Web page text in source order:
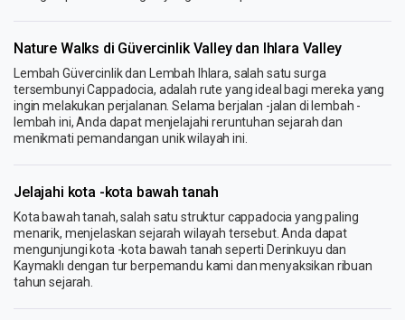
Nature Walks di Güvercinlik Valley dan Ihlara Valley
Lembah Güvercinlik dan Lembah Ihlara, salah satu surga
tersembunyi Cappadocia, adalah rute yang ideal bagi mereka yang
ingin melakukan perjalanan. Selama berjalan -jalan di lembah -
lembah ini, Anda dapat menjelajahi reruntuhan sejarah dan
menikmati pemandangan unik wilayah ini.
Jelajahi kota -kota bawah tanah
Kota bawah tanah, salah satu struktur cappadocia yang paling
menarik, menjelaskan sejarah wilayah tersebut. Anda dapat
mengunjungi kota -kota bawah tanah seperti Derinkuyu dan
Kaymaklı dengan tur berpemandu kami dan menyaksikan ribuan
tahun sejarah.